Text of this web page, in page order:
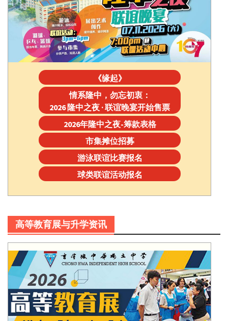
《缘起》
情系隆中，勿忘初衷：
2026 隆中之夜 · 联谊晚宴开始售票
2026年隆中之夜-筹款表格
市集摊位招募
游泳联谊比赛报名
球类联谊活动报名
高等教育展与升学资讯